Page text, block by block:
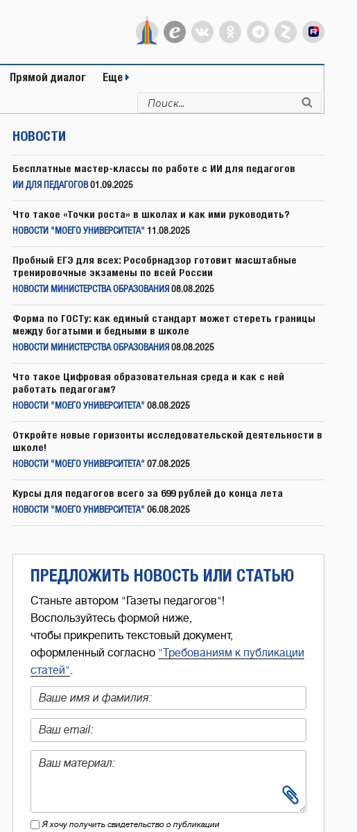
Прямой диалог Еще
Искать:
НОВОСТИ
Бесплатные мастер-классы по работе с ИИ для педагогов
ИИ ДЛЯ ПЕДАГОГОВ 01.09.2025
Что такое «Точки роста» в школах и как ими руководить?
НОВОСТИ "МОЕГО УНИВЕРСИТЕТА" 11.08.2025
Пробный ЕГЭ для всех: Рособрнадзор готовит масштабные
тренировочные экзамены по всей России
НОВОСТИ МИНИСТЕРСТВА ОБРАЗОВАНИЯ 08.08.2025
Форма по ГОСТу: как единый стандарт может стереть границы
между богатыми и бедными в школе
НОВОСТИ МИНИСТЕРСТВА ОБРАЗОВАНИЯ 08.08.2025
Что такое Цифровая образовательная среда и как с ней
работать педагогам?
НОВОСТИ "МОЕГО УНИВЕРСИТЕТА" 08.08.2025
Откройте новые горизонты исследовательской деятельности в
школе!
НОВОСТИ "МОЕГО УНИВЕРСИТЕТА" 07.08.2025
Курсы для педагогов всего за 699 рублей до конца лета
НОВОСТИ "МОЕГО УНИВЕРСИТЕТА" 06.08.2025
ПРЕДЛОЖИТЬ НОВОСТЬ ИЛИ СТАТЬЮ
Станьте автором "Газеты педагогов"!
Воспользуйтесь формой ниже,
чтобы прикрепить текстовый документ,
оформленный согласно "Требованиям к публикации
статей".
Я хочу получить свидетельство о публикации